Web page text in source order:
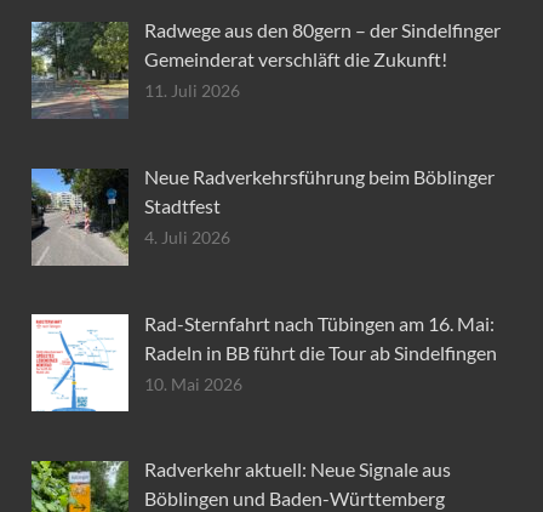
Radwege aus den 80gern – der Sindelfinger
Gemeinderat verschläft die Zukunft!
11. Juli 2026
Neue Radverkehrsführung beim Böblinger
Stadtfest
4. Juli 2026
Rad-Sternfahrt nach Tübingen am 16. Mai:
Radeln in BB führt die Tour ab Sindelfingen
10. Mai 2026
Radverkehr aktuell: Neue Signale aus
Böblingen und Baden-Württemberg